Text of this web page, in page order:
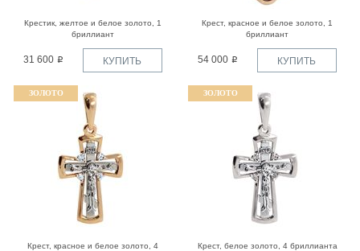
Крестик, желтое и белое золото, 1
бриллиант
31 600 КУПИТЬ
Крест, красное и белое золото, 1
бриллиант
54 000 КУПИТЬ
ЗОЛОТО
Крест, красное и белое золото, 4
ЗОЛОТО
Крест, белое золото, 4 бриллианта